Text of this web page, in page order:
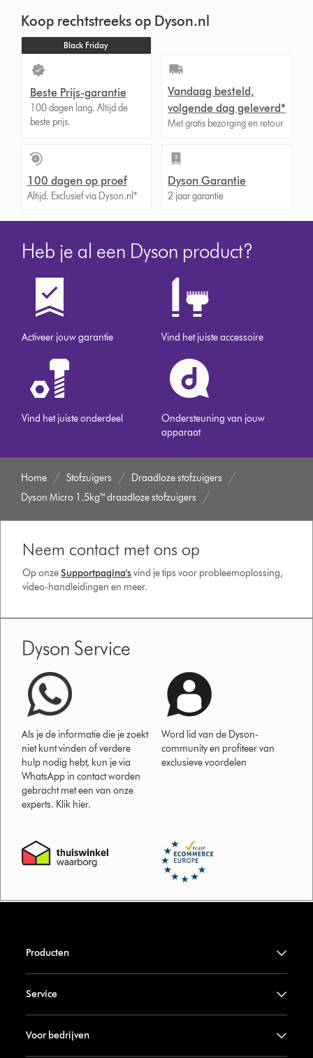
Koop rechtstreeks op Dyson.nl
Black Friday
Beste Prijs-garantie
100 dagen lang. Altijd de
beste prijs.
Vandaag besteld,
volgende dag geleverd*
Met gratis bezorging en retour
100 dagen op proef
Altijd. Exclusief via Dyson.nl*
Dyson Garantie
2 jaar garantie
Heb je al een Dyson product?
Activeer jouw garantie Vind het juiste accessoire
Vind het juiste onderdeel
Ondersteuning van jouw
apparaat
Home Stofzuigers
Draadloze stofzuigers
Dyson Micro 1.5kg™ draadloze stofzuigers
Neem contact met ons op
Op onzeSupportpagina'svind je tips voor probleemoplossing,
video-handleidingen en meer.
Dyson Service
Als je de informatie die je zoekt
niet kunt vinden of verdere
hulp nodig hebt, kun je via
WhatsApp in contact worden
gebracht met een van onze
experts. Klik hier.
Word lid van de Dyson-
community en profiteer van
exclusieve voordelen
Producten
Service
Voor bedrijven